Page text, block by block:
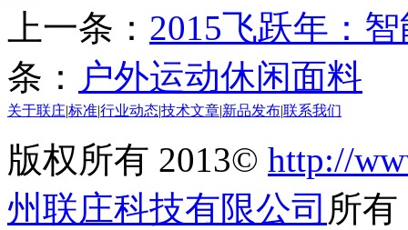
上一条： 2015飞跃年：
条： 户外运动休闲面料
关于联庄标准行业动态技术文章 新品发布联系我们
版权所有 2013© http://
州联庄科技有限公司 所